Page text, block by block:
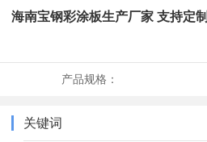
海南宝钢彩涂板生产厂家 支持定制
产品规格：
关键词